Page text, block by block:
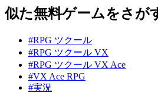
似た無料ゲームをさが
#RPG ツクール
#RPG ツクール VX
#RPG ツクール VX Ace
#VX Ace RPG
#実況